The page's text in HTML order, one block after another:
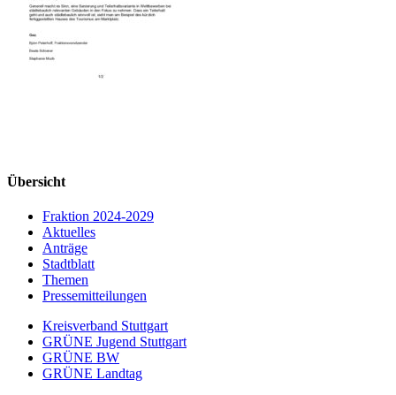
Übersicht
Fraktion 2024-2029
Aktuelles
Anträge
Stadtblatt
Themen
Pressemitteilungen
Kreisverband Stuttgart
GRÜNE Jugend Stuttgart
GRÜNE BW
GRÜNE Landtag